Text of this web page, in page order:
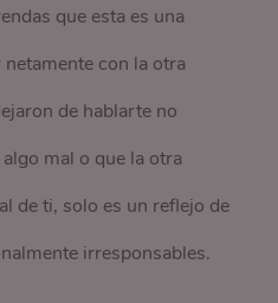
que esta es una
con la otra
de hablarte no
mal o que la otra
de ti, solo es un reflejo de
irresponsables.